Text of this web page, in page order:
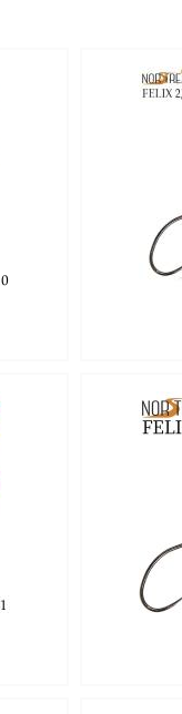
наилучшем свете.
изготовлены из
фурнитурой и
Блесна
данный товар
BigGame по цене
России. Для того,
в корзину или